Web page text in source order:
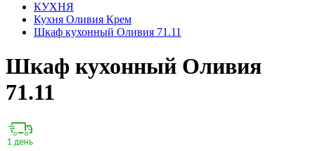
КУХНЯ
Кухня Оливия Крем
Шкаф кухонный Оливия 71.11
Шкаф кухонный Оливия
71.11